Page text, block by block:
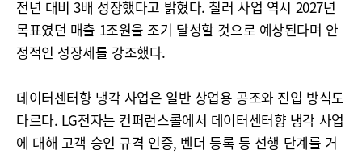
전년 대비 3배 성장했다고 밝혔다. 칠러 사업 역시 2027년
목표였던 매출 1조원을 조기 달성할 것으로 예상된다며 안
정적인 성장세를 강조했다.
데이터센터향 냉각 사업은 일반 상업용 공조와 진입 방식도
다르다. LG전자는 컨퍼런스콜에서 데이터센터향 냉각 사업
에 대해 고객 승인 규격 인증, 벤더 등록 등 선행 단계를 거